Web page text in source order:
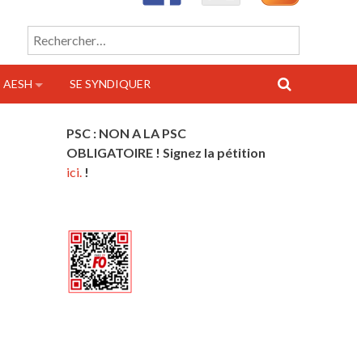
Rechercher :
AESH SE SYNDIQUER
PSC : NON A LA PSC
OBLIGATOIRE ! Signez la pétition
ici. !